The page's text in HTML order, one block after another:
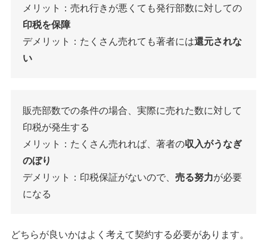
メリット：売れ行きが悪くても発行部数に対しての
印税を保障
デメリット：たくさん売れても著者には還元されな
い
販売部数での条件の場合、実際に売れた数に対して
印税が発生する
メリット：たくさん売れれば、著者の収入がうなぎ
のぼり
デメリット：印税保証がないので、 売る努力が必要
になる
どちらが良いかはよく考えて契約する必要があります。